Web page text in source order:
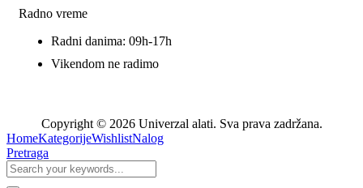
Radno vreme
Radni danima: 09h-17h
Vikendom ne radimo
Copyright © 2026 Univerzal alati. Sva prava zadržana.
HomeKategorijeWishlistNalog
Pretraga